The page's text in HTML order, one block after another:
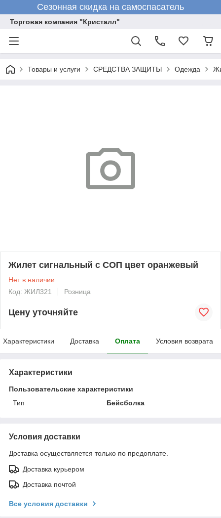
Сезонная скидка на самоспасатель
Торговая компания "Кристалл"
Товары и услуги СРЕДСТВА ЗАЩИТЫ Одежда
Жилет сигнальный с СОП цвет оранжевый
Нет в наличии
Код: ЖИЛ321
Розница
Цену уточняйте
Характеристики Доставка Оплата Условия возврата
Характеристики
Пользовательские характеристики
Тип
Бейсболка
Условия доставки
Доставка осуществляется только по предоплате.
Доставка курьером
Доставка почтой
Все условия доставки